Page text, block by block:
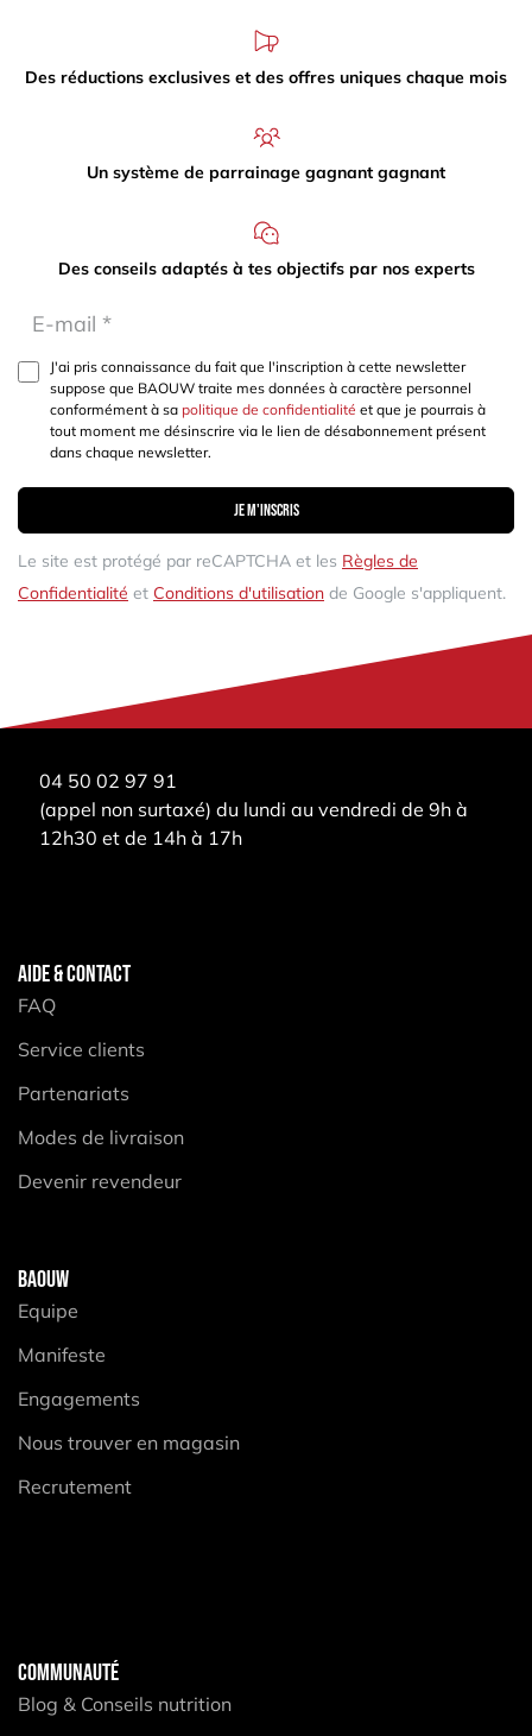
Des réductions exclusives et des offres uniques chaque mois
Un système de parrainage gagnant gagnant
Des conseils adaptés à tes objectifs par nos experts
J'ai pris connaissance du fait que l'inscription à cette newsletter
suppose que BAOUW traite mes données à caractère personnel
conformément à sa politique de confidentialité et que je pourrais à
tout moment me désinscrire via le lien de désabonnement présent
dans chaque newsletter.
Je m'inscris
Le site est protégé par reCAPTCHA et les Règles de
Confidentialité et Conditions d'utilisation de Google s'appliquent.
04 50 02 97 91
(appel non surtaxé) du lundi au vendredi de 9h à
12h30 et de 14h à 17h
AIDE & CONTACT
FAQ
Service clients
Partenariats
Modes de livraison
Devenir revendeur
BAOUW
Equipe
Manifeste
Engagements
Nous trouver en magasin
Recrutement
COMMUNAUTÉ
Blog & Conseils nutrition